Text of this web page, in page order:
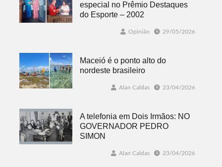
especial no Prêmio Destaques
do Esporte – 2002
Opinião 29/05/2026
Maceió é o ponto alto do
nordeste brasileiro
Alan Caldas 23/04/2026
A telefonia em Dois Irmãos: NO
GOVERNADOR PEDRO
SIMON
Alan Caldas 23/04/2026